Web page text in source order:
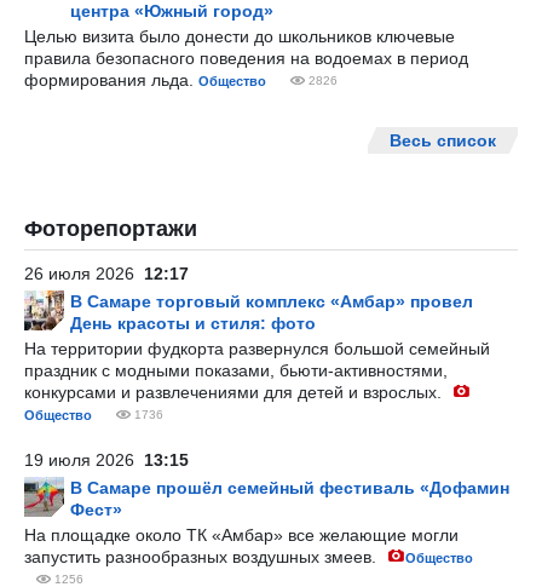
центра «Южный город»
Целью визита было донести до школьников ключевые
правила безопасного поведения на водоемах в период
формирования льда.
Общество 2826
Весь список
Фоторепортажи
26 июля 2026 12:17
В Самаре торговый комплекс «Амбар» провел
День красоты и стиля: фото
На территории фудкорта развернулся большой семейный
праздник с модными показами, бьюти-активностями,
конкурсами и развлечениями для детей и взрослых.
Общество 1736
19 июля 2026 13:15
В Самаре прошёл семейный фестиваль «Дофамин
Фест»
На площадке около ТК «Амбар» все желающие могли
запустить разнообразных воздушных змеев.
Общество
1256